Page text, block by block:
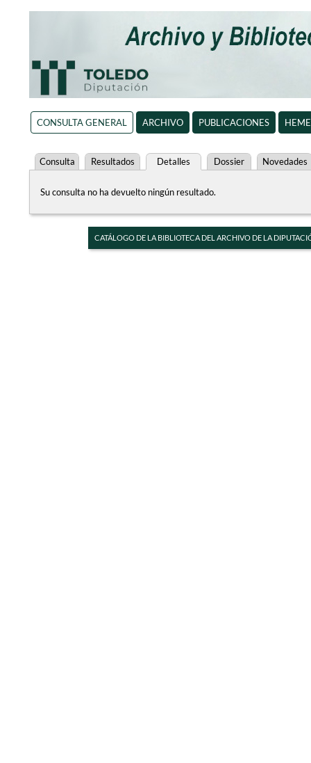
CONSULTA GENERAL ARCHIVO PUBLICACIONES
Consulta Resultados Detalles Dossier Novedades
Su consulta no ha devuelto ningún resultado.
CATÁLOGO DE LA BIBLIOTECA DEL ARCHIVO DE LA